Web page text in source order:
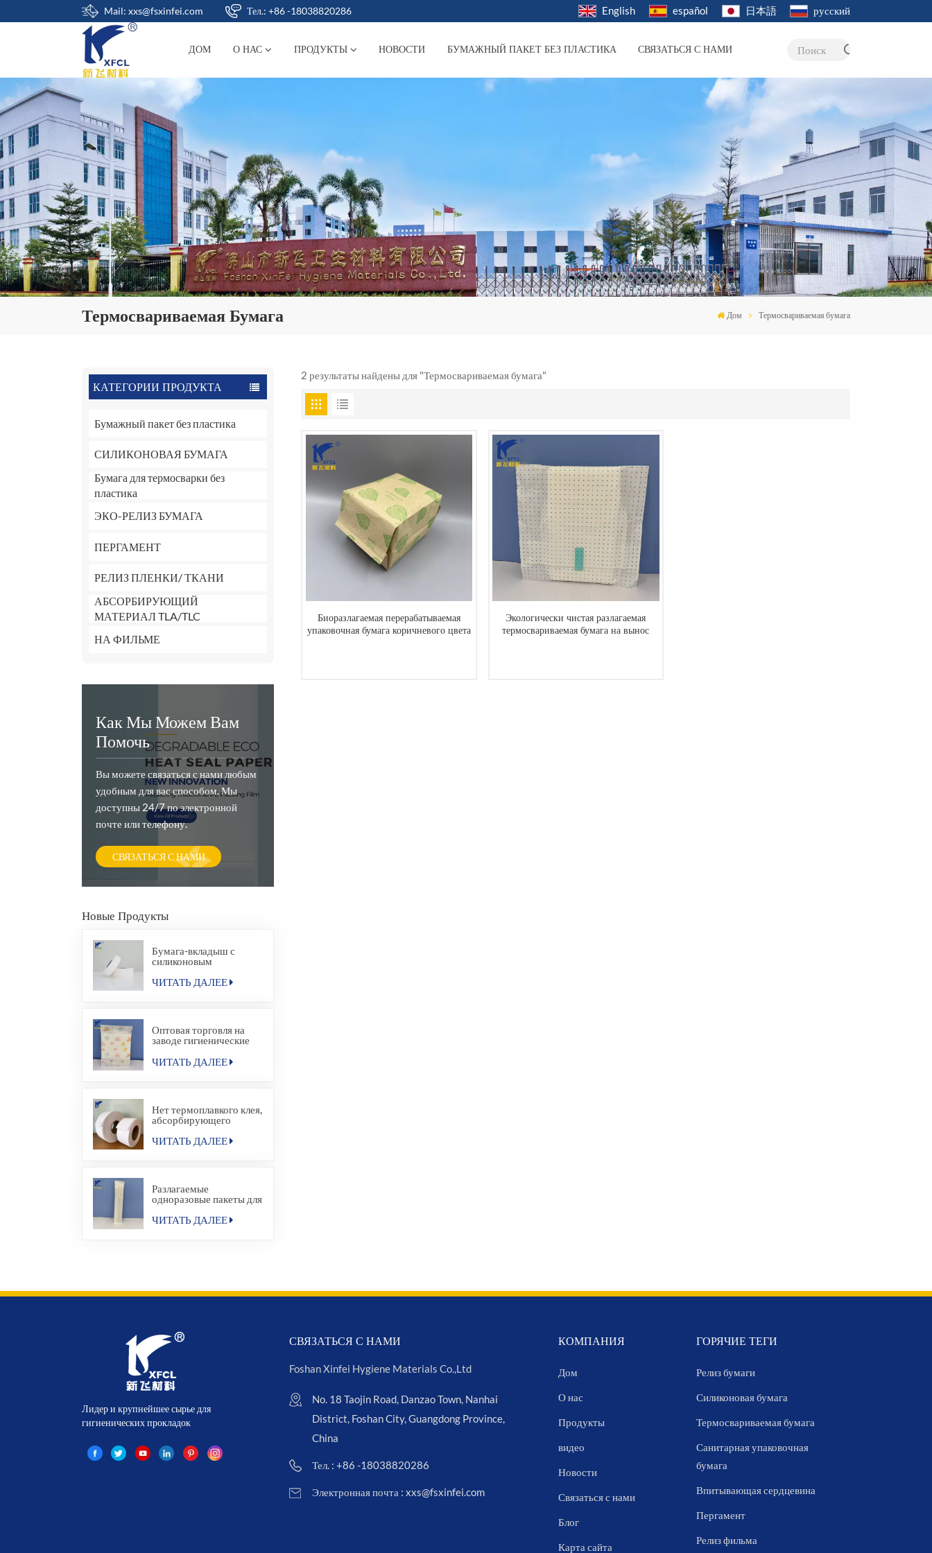
Mail: xxs@fsxinfei.com Тел.: +86 -18038820286 English español 日本語 русский
ДОМ О НАС ПРОДУКТЫ НОВОСТИ БУМАЖНЫЙ ПАКЕТ БЕЗ ПЛАСТИКА СВЯЗАТЬСЯ С НАМИ Поиск
Термосвариваемая Бумага Дом Термосвариваемая бумага
КАТЕГОРИИ ПРОДУКТА
Бумажный пакет без пластика
СИЛИКОНОВАЯ БУМАГА
Бумага для термосварки без
пластика
ЭКО-РЕЛИЗ БУМАГА
ПЕРГАМЕНТ
РЕЛИЗ ПЛЕНКИ/ ТКАНИ
АБСОРБИРУЮЩИЙ
МАТЕРИАЛ TLA/TLC
НА ФИЛЬМЕ
Как Мы Можем Вам
Помочь
Вы можете связаться с нами любым
удобным для вас способом. Мы
доступны 24/7 по электронной
почте или телефону.
СВЯЗАТЬСЯ С НАМИ
Новые Продукты
Бумага-вкладыш с
силиконовым
ЧИТАТЬ ДАЛЕЕ
Оптовая торговля на
заводе гигиенические
прокладки для салфеток
бумажный мешок
ЧИТАТЬ ДАЛЕЕ
Нет термоплавкого клея,
абсорбирующего
материала для
гигиенической салфетки
ЧИТАТЬ ДАЛЕЕ
Разлагаемые
одноразовые пакеты для
упаковки в
термосвариваемые
пакеты для
ЧИТАТЬ ДАЛЕЕ
2 результаты найдены для "Термосвариваемая бумага"
Биоразлагаемая перерабатываемая
упаковочная бумага коричневого цвета
Экологически чистая разлагаемая
термосвариваемая бумага на вынос
Лидер и крупнейшее сырье для
гигиенических прокладок
СВЯЗАТЬСЯ С НАМИ
Foshan Xinfei Hygiene Materials Co.,Ltd
No. 18 Taojin Road, Danzao Town, Nanhai
District, Foshan City, Guangdong Province,
China
Тел. : +86 -18038820286
Электронная почта : xxs@fsxinfei.com
КОМПАНИЯ
Дом
О нас
Продукты
видео
Новости
Связаться с нами
Блог
Карта сайта
ГОРЯЧИЕ ТЕГИ
Релиз бумаги
Силиконовая бумага
Термосвариваемая бумага
Санитарная упаковочная
бумага
Впитывающая сердцевина
Пергамент
Релиз фильма